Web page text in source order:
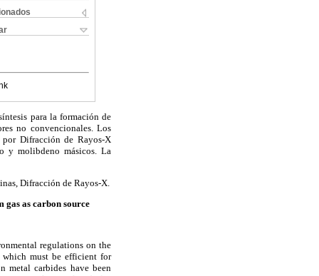
para la formación de
no convencionales. Los
por Difracción de Rayos-X
y molibdeno másicos. La
Difracción de Rayos-X.
as carbon source
regulations on the
which must be efficient for
metal carbides have been